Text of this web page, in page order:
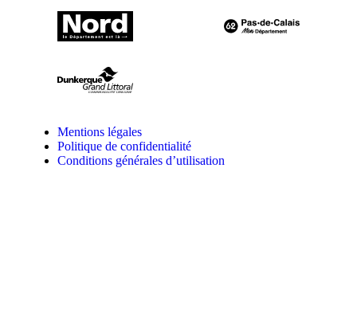
Mentions légales
Politique de confidentialité
Conditions générales d’utilisation